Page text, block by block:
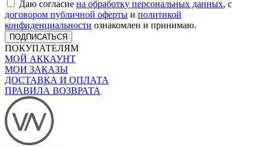
Даю согласие на обработку персональных данных, с
договором публичной оферты и политикой
конфиденциальности ознакомлен и принимаю.
ПОДПИСАТЬСЯ
ПОКУПАТЕЛЯМ
МОЙ АККАУНТ
МОИ ЗАКАЗЫ
ДОСТАВКА И ОПЛАТА
ПРАВИЛА ВОЗВРАТА